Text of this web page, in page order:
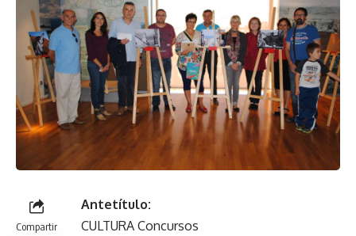
Compartir
Antetítulo:
CULTURA Concursos